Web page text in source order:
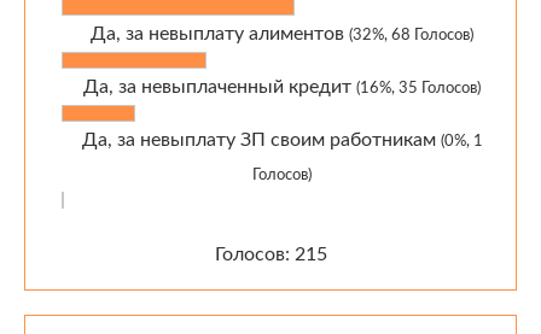
Да, за невыплату алиментов (32%, 68 Голосов)
Да, за невыплаченный кредит (16%, 35 Голосов)
Да, за невыплату ЗП своим работникам (0%, 1
Голосов)
Голосов: 215